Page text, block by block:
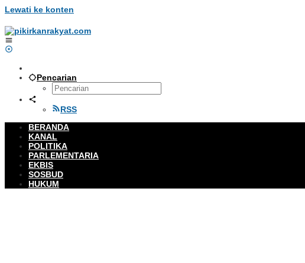
Lewati ke konten
Pencarian
RSS
BERANDA
KANAL
POLITIKA
PARLEMENTARIA
EKBIS
SOSBUD
HUKUM